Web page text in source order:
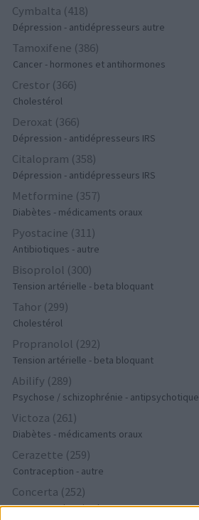
Cymbalta (418)
Dépression - antidépresseurs autre
Tamoxifene (386)
Cancer - hormones et antihormones
Crestor (366)
Cholestérol
Deroxat (366)
Dépression - antidépresseurs IRS
Citalopram (358)
Dépression - antidépresseurs IRS
Metformine (357)
Diabètes - médicaments oraux
Pyostacine (311)
Antibiotiques - autre
Bisoprolol (300)
Tension artérielle - beta bloquant
Tahor (299)
Cholestérol
Propranolol (292)
Tension artérielle - beta bloquant
Abilify (289)
Psychose / schizophrénie - antipsychotique
Victoza (261)
Diabètes - médicaments oraux
Cerazette (259)
Contraception - autre
Concerta (252)
ADHD - psychostimulants